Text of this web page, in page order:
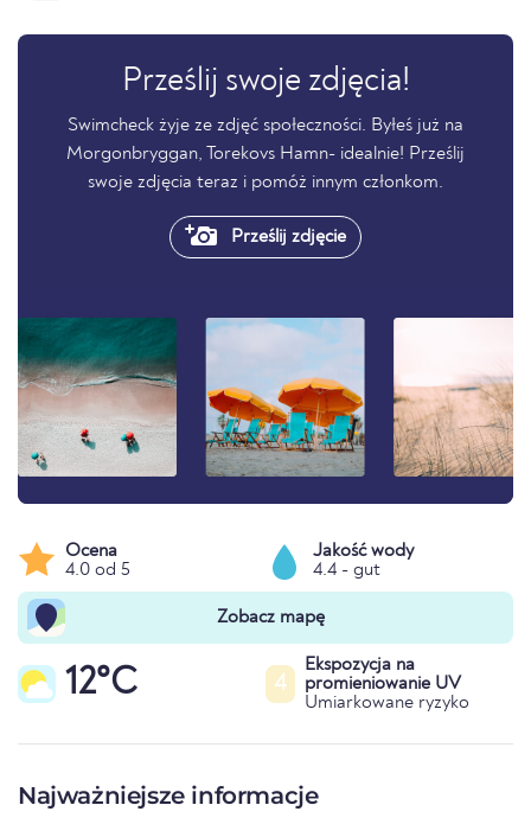
Prześlij swoje zdjęcia!
Swimcheck żyje ze zdjęć społeczności. Byłeś już na
Morgonbryggan, Torekovs Hamn- idealnie! Prześlij
swoje zdjęcia teraz i pomóż innym członkom.
Prześlij zdjęcie
Ocena
4.0 od 5
Jakość wody
4.4 - gut
Zobacz mapę
12°C 4
Ekspozycja na
promieniowanie UV
Umiarkowane ryzyko
Najważniejsze informacje